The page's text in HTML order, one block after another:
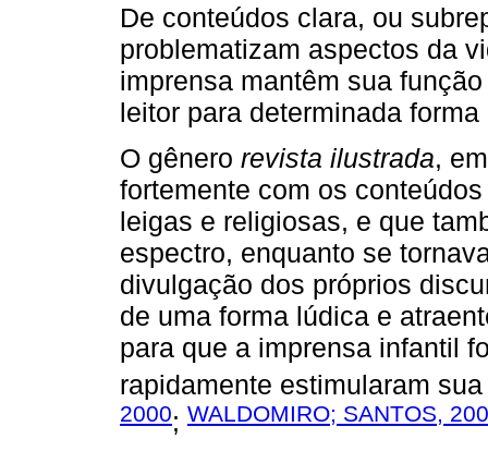
De conteúdos clara, ou
problematizam aspectos da
imprensa mantêm sua
leitor para determinada
O gênero revista ilustrada,
fortemente com os
leigas e religiosas, e que
espectro, enquanto se
divulgação dos próprios
de uma forma lúdica e
para que a imprensa infantil
rapidamente estimularam
2000; WALDOMIRO; SANTOS,